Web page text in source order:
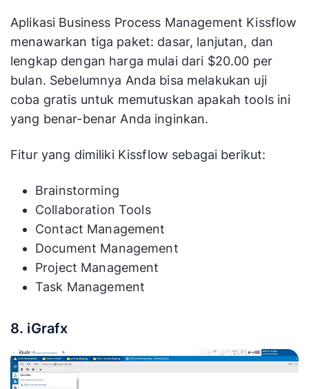
Aplikasi Business Process Management Kissflow
menawarkan tiga paket: dasar, lanjutan, dan
lengkap dengan harga mulai dari $20.00 per
bulan. Sebelumnya Anda bisa melakukan uji
coba gratis untuk memutuskan apakah tools ini
yang benar-benar Anda inginkan.
Fitur yang dimiliki Kissflow sebagai berikut:
Brainstorming
Collaboration Tools
Contact Management
Document Management
Project Management
Task Management
8. iGrafx